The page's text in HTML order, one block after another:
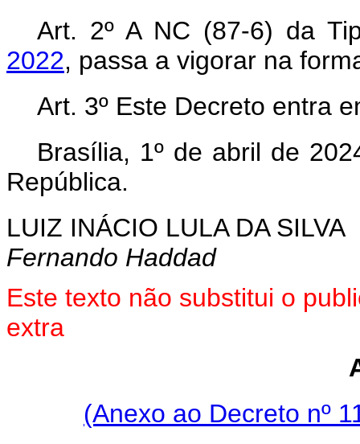
Art. 2º A NC (87-6) da
2022, passa a vigorar na
Art. 3º Este Decreto entra
Brasília, 1º de abril de
República.
LUIZ INÁCIO LULA DA SILVA
Fernando Haddad
Este texto não substitui o
extra
(Anexo ao Decreto nº